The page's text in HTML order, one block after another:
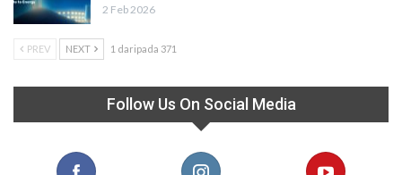
2 Feb 2026
PREV NEXT 1 daripada 371
Follow Us On Social Media